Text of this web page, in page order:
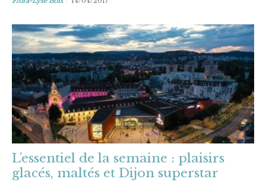
L’essentiel de la semaine : plaisirs
glacés, maltés et Dijon superstar